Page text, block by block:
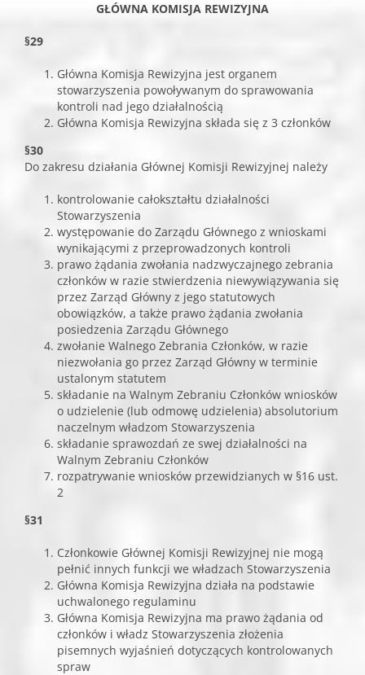
GŁÓWNA KOMISJA REWIZYJNA
§29
Główna Komisja Rewizyjna jest organem
stowarzyszenia powoływanym do sprawowania
kontroli nad jego działalnością
Główna Komisja Rewizyjna składa się z 3 członków
§30
Do zakresu działania Głównej Komisji Rewizyjnej należy
kontrolowanie całokształtu działalności
Stowarzyszenia
występowanie do Zarządu Głównego z wnioskami
wynikającymi z przeprowadzonych kontroli
prawo żądania zwołania nadzwyczajnego zebrania
członków w razie stwierdzenia niewywiązywania się
przez Zarząd Główny z jego statutowych
obowiązków, a także prawo żądania zwołania
posiedzenia Zarządu Głównego
zwołanie Walnego Zebrania Członków, w razie
niezwołania go przez Zarząd Główny w terminie
ustalonym statutem
składanie na Walnym Zebraniu Członków wniosków
o udzielenie (lub odmowę udzielenia) absolutorium
naczelnym władzom Stowarzyszenia
składanie sprawozdań ze swej działalności na
Walnym Zebraniu Członków
rozpatrywanie wniosków przewidzianych w §16 ust.
2
§31
Członkowie Głównej Komisji Rewizyjnej nie mogą
pełnić innych funkcji we władzach Stowarzyszenia
Główna Komisja Rewizyjna działa na podstawie
uchwalonego regulaminu
Główna Komisja Rewizyjna ma prawo żądania od
członków i władz Stowarzyszenia złożenia
pisemnych wyjaśnień dotyczących kontrolowanych
spraw